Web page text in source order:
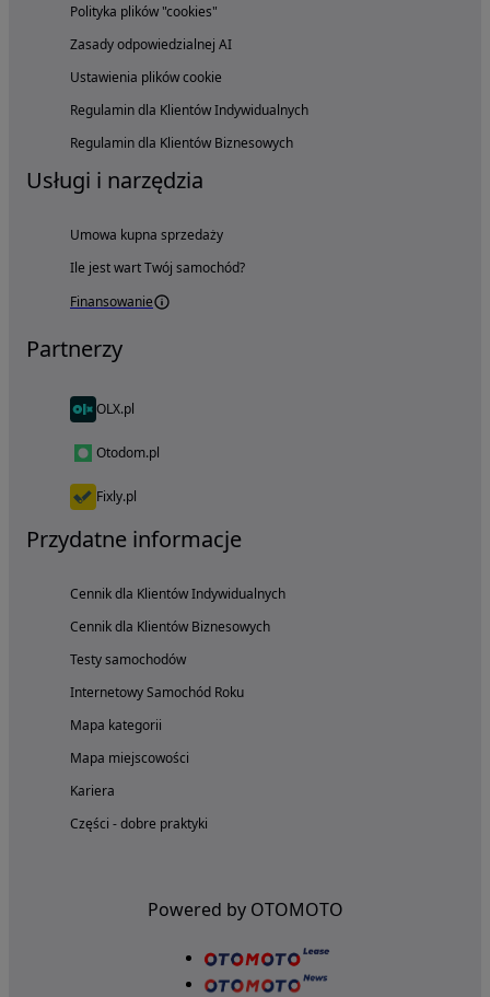
Polityka plików "cookies"
Zasady odpowiedzialnej AI
Ustawienia plików cookie
Regulamin dla Klientów Indywidualnych
Regulamin dla Klientów Biznesowych
Usługi i narzędzia
Umowa kupna sprzedaży
Ile jest wart Twój samochód?
Finansowanie
Partnerzy
OLX.pl
Otodom.pl
Fixly.pl
Przydatne informacje
Cennik dla Klientów Indywidualnych
Cennik dla Klientów Biznesowych
Testy samochodów
Internetowy Samochód Roku
Mapa kategorii
Mapa miejscowości
Kariera
Części - dobre praktyki
Powered by OTOMOTO